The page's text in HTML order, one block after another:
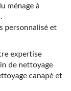
ménage à
personnalisé et
expertise
de nettoyage
canapé et